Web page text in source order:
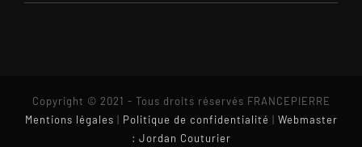
Copyright © 2021 - Tous droits réservés FRANCEPIERRE
Mentions légales | Politique de confidentialité | Webmaster
: Jordan Couturier